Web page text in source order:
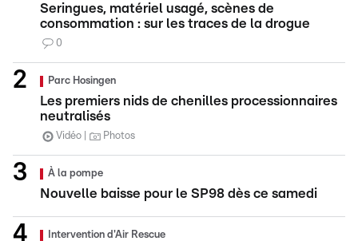
Seringues, matériel usagé, scènes de
consommation : sur les traces de la drogue
0
Parc Hosingen
Les premiers nids de chenilles processionnaires
neutralisés
Vidéo Photos
À la pompe
Nouvelle baisse pour le SP98 dès ce samedi
Intervention d'Air Rescue